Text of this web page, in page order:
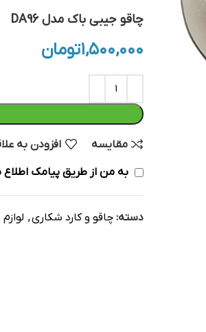
چاقو جیبی باک مدل DA96
۱,۵۰۰,۰۰۰تومان
مقایسه افزودن به
به من از طریق پیامک اطلاع
دسته: چاقو و کارد شکاری,